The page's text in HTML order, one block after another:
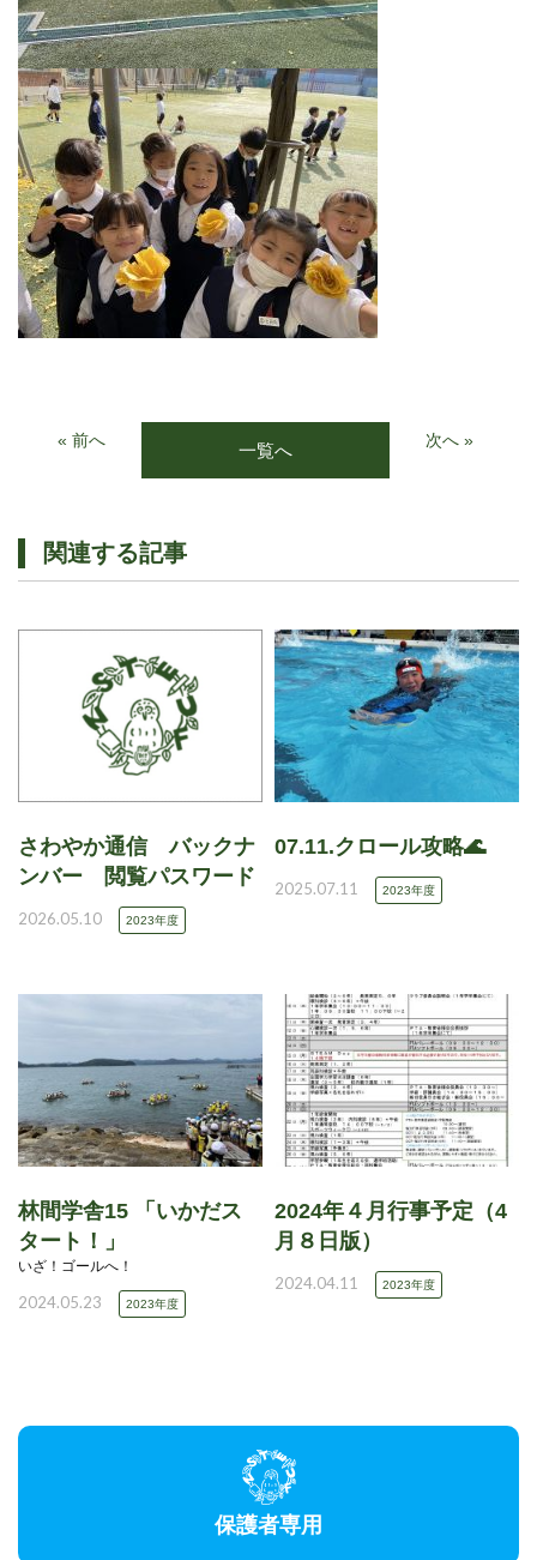
« 前へ 一覧へ 次へ »
関連する記事
さわやか通信 バックナ
ンバー 閲覧パスワード
2026.05.10 2023年度
07.11.クロール攻略🌊
2025.07.11 2023年度
林間学舎15 「いかだス
タート！」
いざ！ゴールへ！
2024.05.23 2023年度
2024年４月行事予定（4
月８日版）
2024.04.11 2023年度
保護者専用